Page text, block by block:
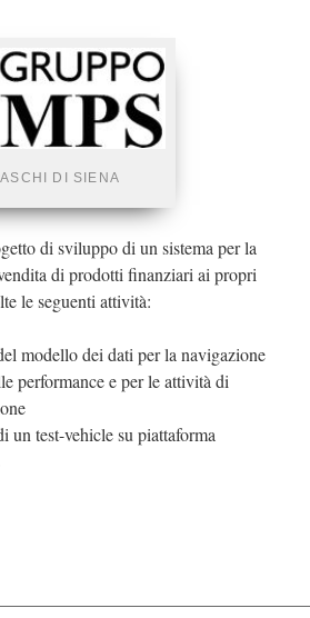
DI SIENA
di sviluppo di un sistema per la
di prodotti finanziari ai propri
le seguenti attività:
modello dei dati per la navigazione
performance e per le attività di
un test-vehicle su piattaforma